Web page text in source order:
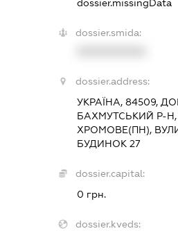
dossier.missingData
dossier.smida:
dossier.address:
УКРАЇНА, 84509,
БАХМУТСЬКИЙ Р-
ХРОМОВЕ(ПН),
БУДИНОК 27
dossier.capital:
0 грн.
dossier.kveds: